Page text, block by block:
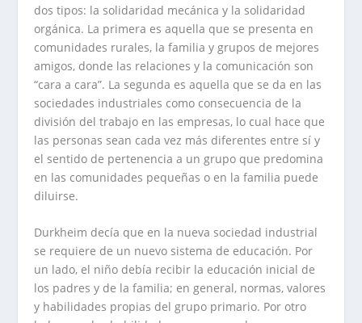
dos tipos: la solidaridad mecánica y la solidaridad
orgánica. La primera es aquella que se presenta en
comunidades rurales, la familia y grupos de mejores
amigos, donde las relaciones y la comunicación son
“cara a cara”. La segunda es aquella que se da en las
sociedades industriales como consecuencia de la
división del trabajo en las empresas, lo cual hace que
las personas sean cada vez más diferentes entre sí y
el sentido de pertenencia a un grupo que predomina
en las comunidades pequeñas o en la familia puede
diluirse.
Durkheim decía que en la nueva sociedad industrial
se requiere de un nuevo sistema de educación. Por
un lado, el niño debía recibir la educación inicial de
los padres y de la familia; en general, normas, valores
y habilidades propias del grupo primario. Por otro